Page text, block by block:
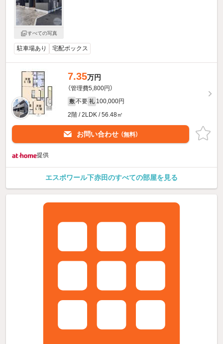
すべての写真
駐車場あり 宅配ボックス
7.35万円
（管理費5,800円）
敷 不要 礼 100,000円
2階 / 2LDK / 56.48㎡
お問い合わせ （無料）
提供
エスポワール下赤田のすべての部屋を見る